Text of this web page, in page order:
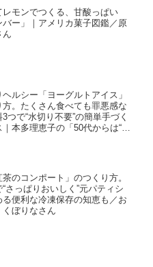
レモンでつくる、甘酸っぱい
バー」｜アメリカ菓子図鑑／原
ん
ルシー「ヨーグルトアイス」
方。たくさん食べても罪悪感な
3つで“水切り不要”の簡単手づく
｜本多理恵子の「50代からは“手
茶のコンポート」のつくり方。
“さっぱりおいしく”元パティシ
る便利な冷凍保存の知恵も／お
くぼりなさん